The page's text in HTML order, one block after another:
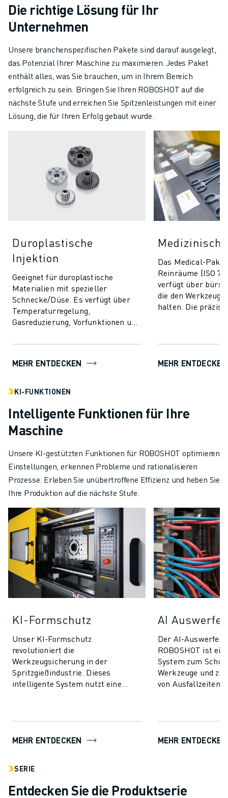
Die richtige Lösung für Ihr
Unternehmen
Unsere branchenspezifischen Pakete sind darauf ausgelegt,
das Potenzial Ihrer Maschine zu maximieren. Jedes Paket
enthält alles, was Sie brauchen, um in Ihrem Bereich
erfolgreich zu sein. Bringen Sie Ihren ROBOSHOT auf die
nächste Stufe und erreichen Sie Spitzenleistungen mit einer
Lösung, die für Ihren Erfolg gebaut wurde.
Duroplastische
Injektion
Geeignet für duroplastische
Materialien mit spezieller
Schnecke/Düse. Es verfügt über
Temperaturregelung,
Gasreduzierung, Vorfunktionen und
Prozessstabilität und Qualit...
MEHR ENTDECKEN
Das Medical-
Reinräume (ISO
verfügt über
die den
halten. Die präzise
MEHR ENTDECKEN
KI-FUNKTIONEN
Intelligente Funktionen für Ihre
Maschine
Unsere KI-gestützten Funktionen für ROBOSHOT optimieren
Einstellungen, erkennen Probleme und rationalisieren
Prozesse. Erleben Sie unübertroffene Effizienz und heben Sie
Ihre Produktion auf die nächste Stufe.
KI-Formschutz
Unser KI-Formschutz
revolutioniert die
Werkzeugsicherung in der
Spritzgießindustrie. Dieses
intelligente System nutzt eine
MEHR ENTDECKEN
AI
Der AI-
ROBOSHOT ist
System zum
Werkzeuge und
von Ausfallzeiten.
MEHR ENTDECKEN
SERIE
Entdecken Sie die Produktserie